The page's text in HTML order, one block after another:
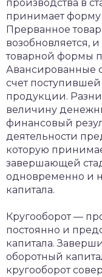
производства в
принимает форму
Прерванное
возобновляется,
товарной формы
Авансированные
счет
продукции.
величину
финансовый
деятельности
которую
завершающей
одновременно и
капитала.
Кругооборот —
постоянно и
капитала.
оборотный
кругооборот